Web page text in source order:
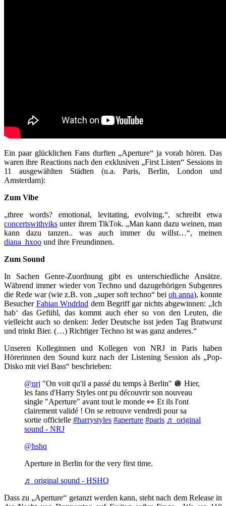
Ein paar glücklichen Fans durften „Aperture“ ja vorab hören. Das
waren ihre Reactions nach den exklusiven „First Listen“ Sessions in
11 ausgewählten Städten (u.a. Paris, Berlin, London und
Amsterdam):
Zum Vibe
„three words? emotional, levitating, evolving.“, schreibt etwa
concertswithviks unter ihrem TikTok. „Man kann dazu weinen, man
kann dazu tanzen.. was auch immer du willst…“, meinen
diana_hxoo und ihre Freundinnen.
Zum Sound
In Sachen Genre-Zuordnung gibt es unterschiedliche Ansätze.
Während immer wieder von Techno und dazugehörigen Subgenres
die Rede war (wie z.B. von „super soft techno“ bei oh anna), konnte
Besucher Fabian Wndrlnd dem Begriff gar nichts abgewinnen: „Ich
hab‘ das Gefühl, das kommt auch eher so von den Leuten, die
vielleicht auch so denken: Jeder Deutsche isst jeden Tag Bratwurst
und trinkt Bier. (…) Richtiger Techno ist was ganz anderes.“
Unseren Kolleginnen und Kollegen von NRJ in Paris haben
Hörerinnen den Sound kurz nach der Listening Session als „Pop-
Disko mit viel Bass“ beschrieben:
@nrj "On voit qu'il a passé du temps à Berlin" 🪩 Hier,
les fans d'Harry Styles ont pu découvrir son nouveau
single "Aperture" avant tout le monde 👀 Et ils l'ont
clairement validé ! On se retrouve vendredi pour sa
sortie officielle #harrystyles #aperture #paris ♬ original
sound - NRJ
@hshq
Aperture in Berlin for the very first time.
♬ original sound - HSHQ
Dass zu „Aperture“ getanzt werden kann, steht nach dem Release in